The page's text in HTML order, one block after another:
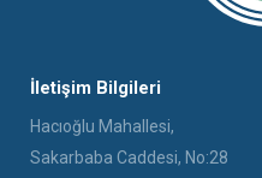
İletişim Bilgileri
Hacıoğlu Mahallesi,
Sakarbaba Caddesi, No:28